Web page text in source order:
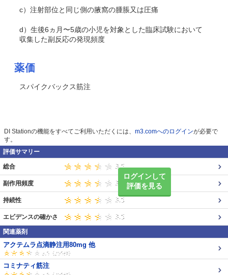
c）注射部位と同じ側の腋窩の腫脹又は圧痛
d）生後6ヵ月〜5歳の小児を対象とした臨床試験において
収集した副反応の発現頻度
薬価
スパイクバックス筋注
DI Stationの機能をすべてご利用いただくには、 m3.comへのログインが必要で
す。
評価サマリー
ログインして
評価を見る
総合
副作用頻度
持続性
エビデンスの確かさ
関連薬剤
アクテムラ点滴静注用80mg 他
コミナティ筋注